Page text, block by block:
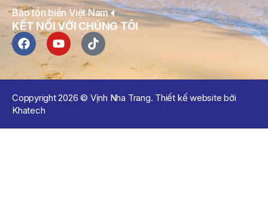
Bảo tồn biển Việt Nam
KẾT NỐI VỚI CHÚNG TÔI
Coppyright 2026 © Vịnh Nha Trang. Thiết kế website bởi
Khatech